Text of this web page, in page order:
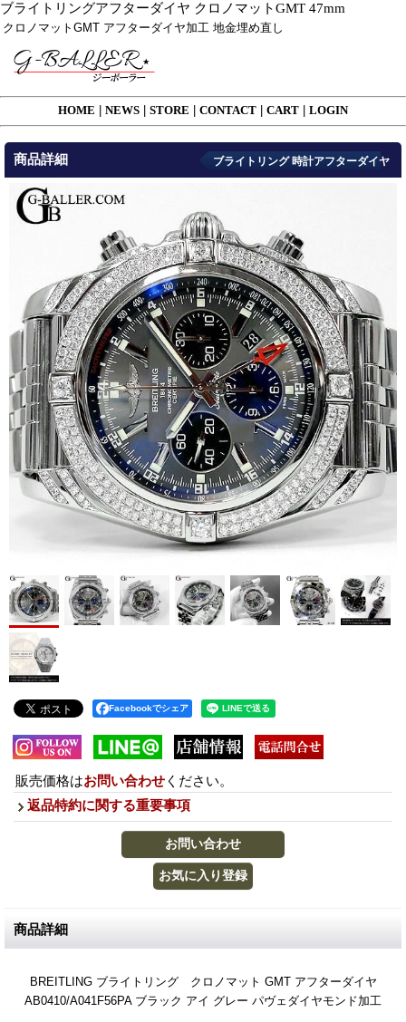
ブライトリングアフターダイヤ クロノマットGMT 47mm
クロノマットGMT アフターダイヤ加工 地金埋め直し
HOME NEWS STORE CONTACT CART LOGIN
商品詳細 ブライトリング 時計アフターダイヤ
Facebookでシェア
販売価格はお問い合わせ ください。
返品特約に関する重要事項
商品詳細
BREITLING ブライトリング クロノマット GMT アフターダイヤ
AB0410/A041F56PA ブラック アイ グレー パヴェダイヤモンド加工